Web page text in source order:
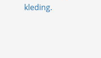
kleding.